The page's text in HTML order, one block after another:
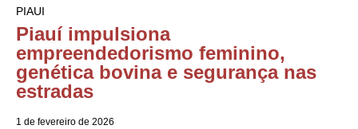
PIAUI
Piauí impulsiona
empreendedorismo feminino,
genética bovina e segurança nas
estradas
1 de fevereiro de 2026